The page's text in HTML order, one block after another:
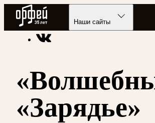
Радио Орфей
Наши сайты
Радио классической музыки «Орфей»
«Зарядье»